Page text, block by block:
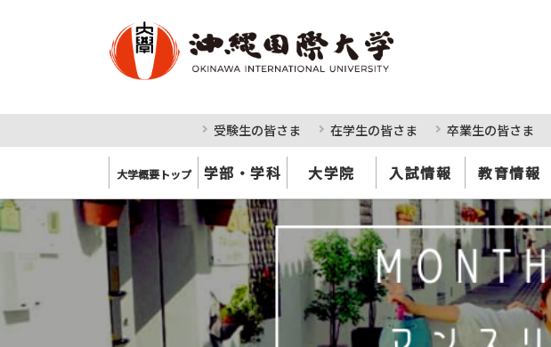
受験生の皆さま 在学生の皆さま 卒業生の皆さま
大学概要トップ 学部・学科 大学院 入試情報 教育情報